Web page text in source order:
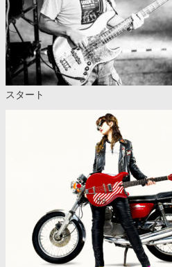
スタート